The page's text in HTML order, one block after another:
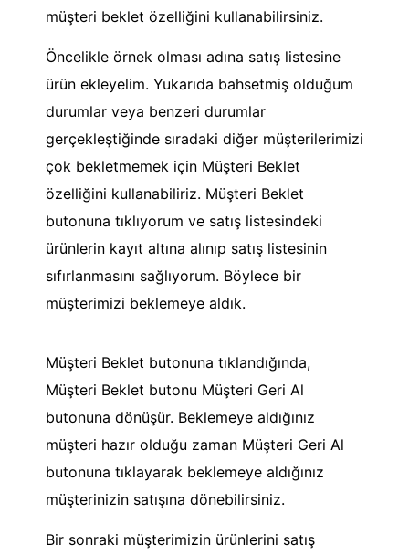
müşteri beklet özelliğini kullanabilirsiniz.
Öncelikle örnek olması adına satış listesine
ürün ekleyelim. Yukarıda bahsetmiş olduğum
durumlar veya benzeri durumlar
gerçekleştiğinde sıradaki diğer müşterilerimizi
çok bekletmemek için Müşteri Beklet
özelliğini kullanabiliriz. Müşteri Beklet
butonuna tıklıyorum ve satış listesindeki
ürünlerin kayıt altına alınıp satış listesinin
sıfırlanmasını sağlıyorum. Böylece bir
müşterimizi beklemeye aldık.
Müşteri Beklet butonuna tıklandığında,
Müşteri Beklet butonu Müşteri Geri Al
butonuna dönüşür. Beklemeye aldığınız
müşteri hazır olduğu zaman Müşteri Geri Al
butonuna tıklayarak beklemeye aldığınız
müşterinizin satışına dönebilirsiniz.
Bir sonraki müşterimizin ürünlerini satış